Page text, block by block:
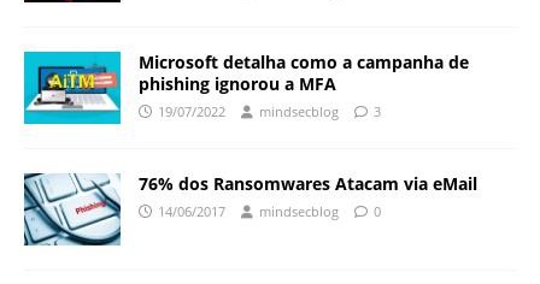
Microsoft detalha como a campanha de
phishing ignorou a MFA
19/07/2022 mindsecblog 3
76% dos Ransomwares Atacam via eMail
14/06/2017 mindsecblog 0